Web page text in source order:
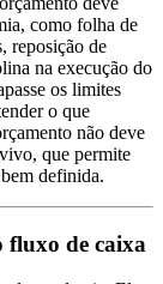
como folha de
reposição de
na execução do
os limites
o que
não deve
que permite
definida.
fluxo de caixa